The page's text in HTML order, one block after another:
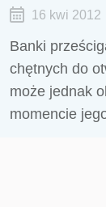
16 kwi 2012
Banki
chętnych do
może jednak
momencie